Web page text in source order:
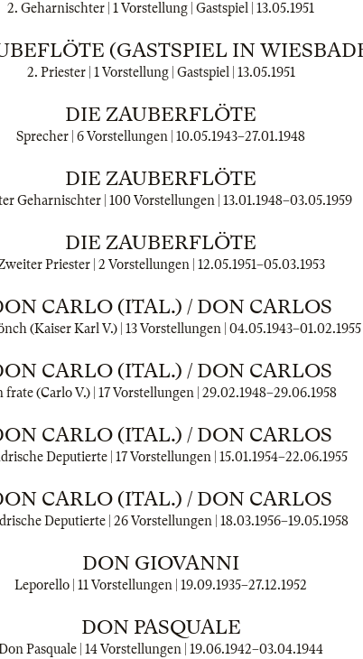
2. Geharnischter | 1 Vorstellung | Gastspiel | 13.05.1951
(GASTSPIEL IN
2. Priester | 1 Vorstellung | Gastspiel | 13.05.1951
DIE ZAUBERFLÖTE
Sprecher | 6 Vorstellungen | 10.05.1943–27.01.1948
DIE ZAUBERFLÖTE
Geharnischter | 100 Vorstellungen | 13.01.1948–03.05.1959
DIE ZAUBERFLÖTE
Priester | 2 Vorstellungen | 12.05.1951–05.03.1953
CARLO (ITAL.) / DON CARLOS
(Kaiser Karl V.) | 13 Vorstellungen | 04.05.1943–01.02.1955
CARLO (ITAL.) / DON CARLOS
frate (Carlo V.) | 17 Vorstellungen | 29.02.1948–29.06.1958
CARLO (ITAL.) / DON CARLOS
Deputierte | 17 Vorstellungen | 15.01.1954–22.06.1955
CARLO (ITAL.) / DON CARLOS
Deputierte | 26 Vorstellungen | 18.03.1956–19.05.1958
DON GIOVANNI
Leporello | 11 Vorstellungen | 19.09.1935–27.12.1952
DON PASQUALE
Pasquale | 14 Vorstellungen | 19.06.1942–03.04.1944